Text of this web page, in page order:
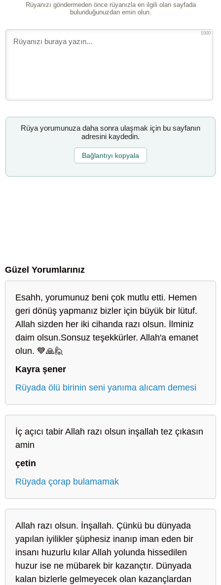
Rüyanızı göndermeden önce rüyanızla en ilgili olan sayfada
bulunduğunuzdan emin olun.
1000
Rüya yorumunuza daha sonra ulaşmak için bu sayfanın
adresini kaydedin.
Bağlantıyı kopyala
Güzel Yorumlarınız
Esahh, yorumunuz beni çok mutlu etti. Hemen
geri dönüş yapmanız bizler için büyük bir lütuf.
Allah sizden her iki cihanda razı olsun. İlminiz
daim olsun.Sonsuz teşekkürler. Allah'a emanet
olun. 💙🙏🙋
Kayra şener
Rüyada ölü birinin seni yanıma alıcam demesi
İç açıcı tabir Allah razı olsun inşallah tez çıkasın
amin
çetin
Rüyada çorap bulamamak
Allah razı olsun. İnşallah. Çünkü bu dünyada
yapılan iyilikler şüphesiz inanıp iman eden bir
insanı huzurlu kılar Allah yolunda hissedilen
huzur ise ne mübarek bir kazançtır. Dünyada
kalan bizlerle gelmeyecek olan kazançlardan